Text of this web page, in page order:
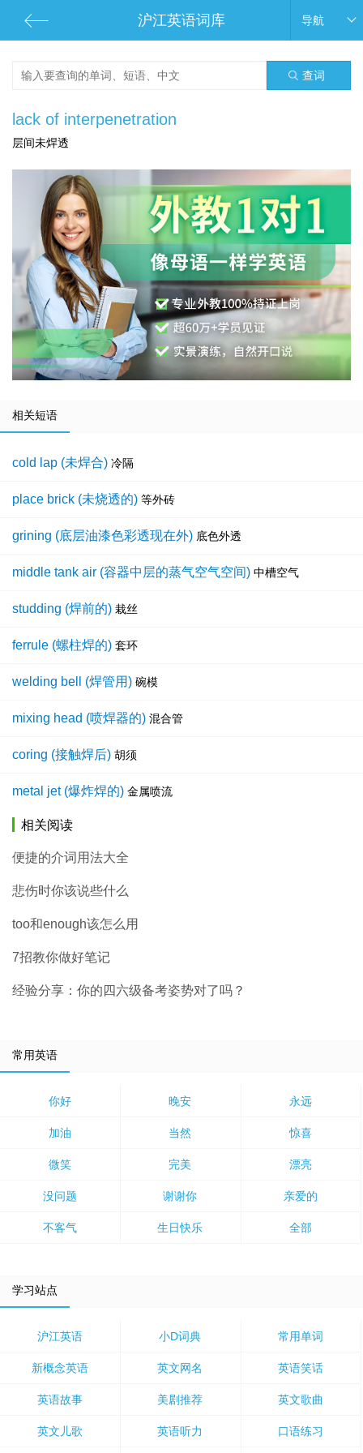
沪江英语词库 导航
查词
lack of interpenetration
层间未焊透
相关短语
cold lap (未焊合) 冷隔
place brick (未烧透的) 等外砖
grining (底层油漆色彩透现在外) 底色外透
middle tank air (容器中层的蒸气空气空间) 中槽空气
studding (焊前的) 栽丝
ferrule (螺柱焊的) 套环
welding bell (焊管用) 碗模
mixing head (喷焊器的) 混合管
coring (接触焊后) 胡须
metal jet (爆炸焊的) 金属喷流
相关阅读
便捷的介词用法大全
悲伤时你该说些什么
too和enough该怎么用
7招教你做好笔记
经验分享：你的四六级备考姿势对了吗？
常用英语
你好 晚安 永远
加油 当然 惊喜
微笑 完美 漂亮
没问题 谢谢你 亲爱的
不客气 生日快乐 全部
学习站点
沪江英语 小D词典 常用单词
新概念英语 英文网名 英语笑话
英语故事 美剧推荐 英文歌曲
英文儿歌 英语听力 口语练习